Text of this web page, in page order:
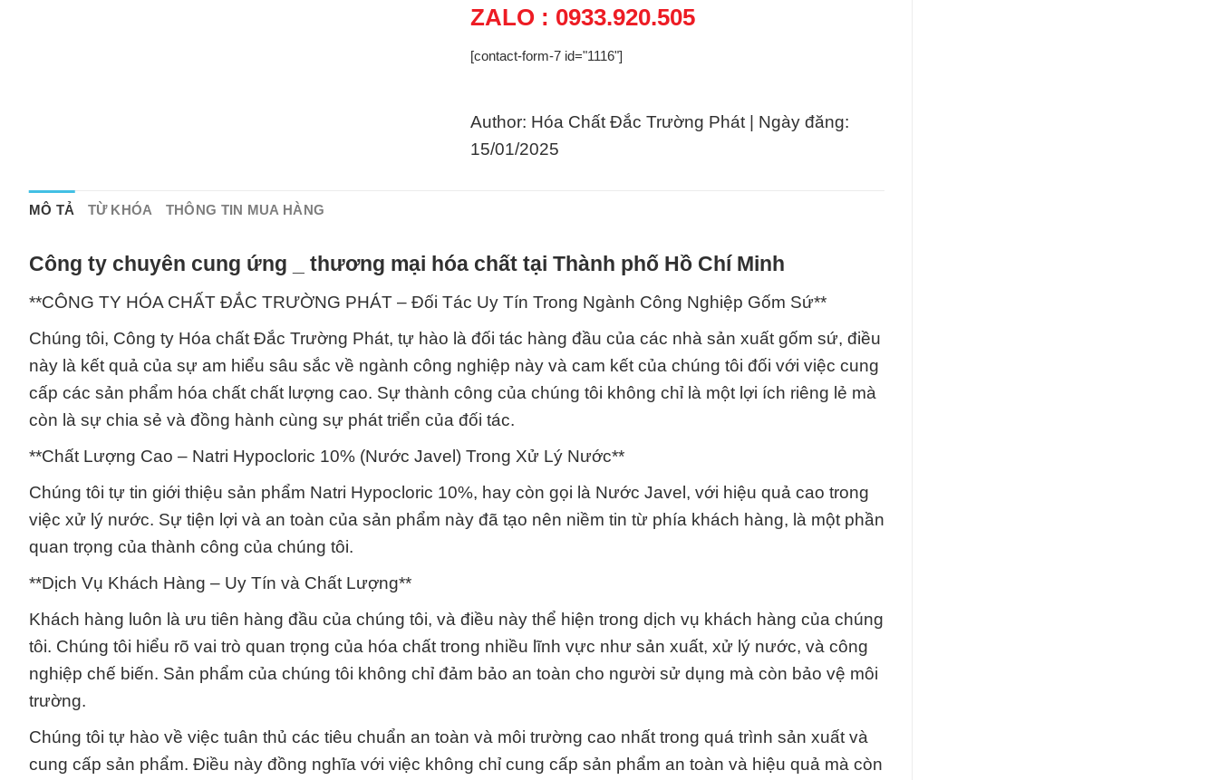
ZALO : 0933.920.505
[contact-form-7 id="1116"]
Author: Hóa Chất Đắc Trường Phát | Ngày đăng:
15/01/2025
MÔ TẢ TỪ KHÓA THÔNG TIN MUA HÀNG
Công ty chuyên cung ứng _ thương mại hóa chất tại Thành phố Hồ Chí Minh
**CÔNG TY HÓA CHẤT ĐẮC TRƯỜNG PHÁT – Đối Tác Uy Tín Trong Ngành Công Nghiệp Gốm Sứ**
Chúng tôi, Công ty Hóa chất Đắc Trường Phát, tự hào là đối tác hàng đầu của các nhà sản xuất gốm sứ, điều
này là kết quả của sự am hiểu sâu sắc về ngành công nghiệp này và cam kết của chúng tôi đối với việc cung
cấp các sản phẩm hóa chất chất lượng cao. Sự thành công của chúng tôi không chỉ là một lợi ích riêng lẻ mà
còn là sự chia sẻ và đồng hành cùng sự phát triển của đối tác.
**Chất Lượng Cao – Natri Hypocloric 10% (Nước Javel) Trong Xử Lý Nước**
Chúng tôi tự tin giới thiệu sản phẩm Natri Hypocloric 10%, hay còn gọi là Nước Javel, với hiệu quả cao trong
việc xử lý nước. Sự tiện lợi và an toàn của sản phẩm này đã tạo nên niềm tin từ phía khách hàng, là một phần
quan trọng của thành công của chúng tôi.
**Dịch Vụ Khách Hàng – Uy Tín và Chất Lượng**
Khách hàng luôn là ưu tiên hàng đầu của chúng tôi, và điều này thể hiện trong dịch vụ khách hàng của chúng
tôi. Chúng tôi hiểu rõ vai trò quan trọng của hóa chất trong nhiều lĩnh vực như sản xuất, xử lý nước, và công
nghiệp chế biến. Sản phẩm của chúng tôi không chỉ đảm bảo an toàn cho người sử dụng mà còn bảo vệ môi
trường.
Chúng tôi tự hào về việc tuân thủ các tiêu chuẩn an toàn và môi trường cao nhất trong quá trình sản xuất và
cung cấp sản phẩm. Điều này đồng nghĩa với việc không chỉ cung cấp sản phẩm an toàn và hiệu quả mà còn